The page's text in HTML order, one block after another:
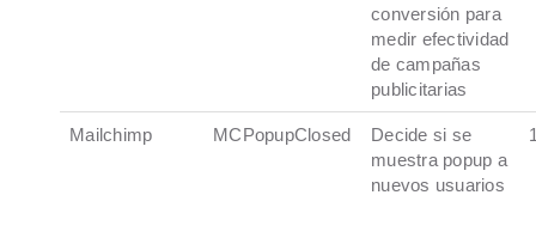
conversión para
medir efectividad
de campañas
publicitarias
Mailchimp MCPopupClosed
Decide si se
muestra popup a
nuevos usuarios